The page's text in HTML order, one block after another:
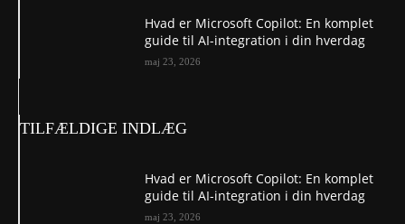
Hvad er Microsoft Copilot: En komplet
guide til AI-integration i din hverdag
maj 23, 2026
TILFÆLDIGE INDLÆG
Hvad er Microsoft Copilot: En komplet
guide til AI-integration i din hverdag
maj 23, 2026